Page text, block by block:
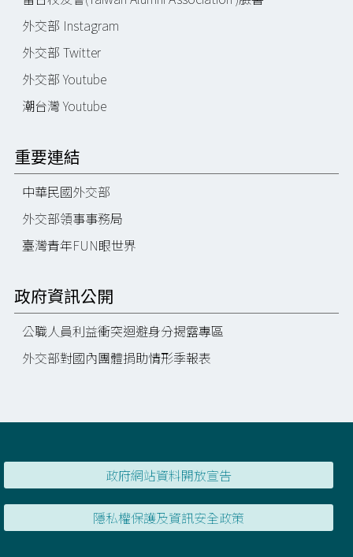
外交部 Instagram
外交部 Twitter
外交部 Youtube
潮台灣 Youtube
重要連結
中華民國外交部
外交部領事事務局
臺灣青年FUN眼世界
政府資訊公開
公職人員利益衝突迴避身分揭露專區
外交部對國內團體捐助情形季報表
政府網站資料開放宣告
隱私權保護及資訊安全政策